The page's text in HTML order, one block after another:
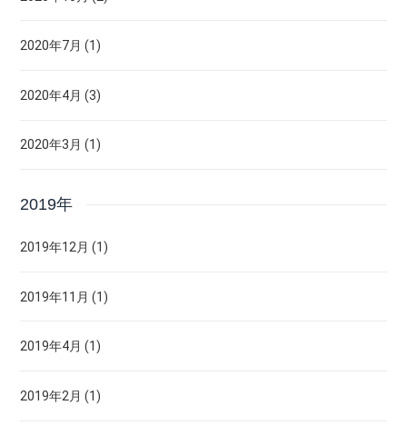
2020年7月 (1)
2020年4月 (3)
2020年3月 (1)
2019年
2019年12月 (1)
2019年11月 (1)
2019年4月 (1)
2019年2月 (1)